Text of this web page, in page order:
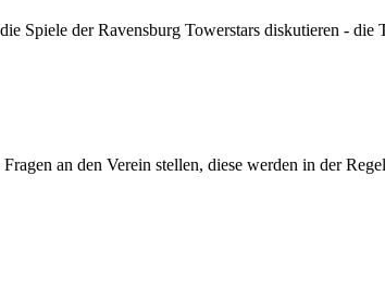
Spiele der Ravensburg Towerstars diskutieren - die
an den Verein stellen, diese werden in der